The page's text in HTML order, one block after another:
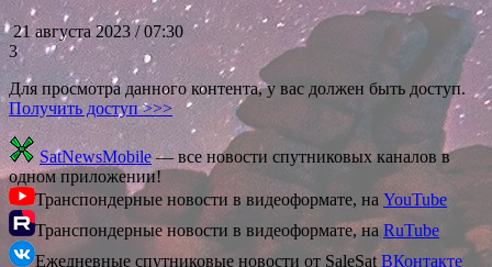
21 августа 2023 / 07:30
3
Для просмотра данного контента, у вас должен быть доступ.
Получить доступ >>>
SatNewsMobile— все новости спутниковых каналов в
одном приложении!
Транспондерные новости в видеоформате, на YouTube
Транспондерные новости в видеоформате, наRuTube
Ежедневные спутниковые новости от SaleSat ВКонтакте